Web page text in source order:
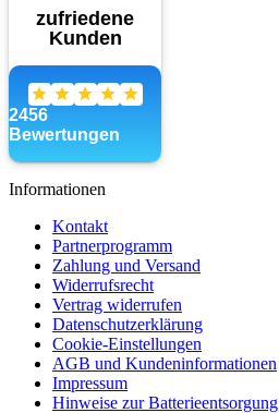
Informationen
Kontakt
Partnerprogramm
Zahlung und Versand
Widerrufsrecht
Vertrag widerrufen
Datenschutzerklärung
Cookie-Einstellungen
AGB und Kundeninformationen
Impressum
Hinweise zur Batterieentsorgung